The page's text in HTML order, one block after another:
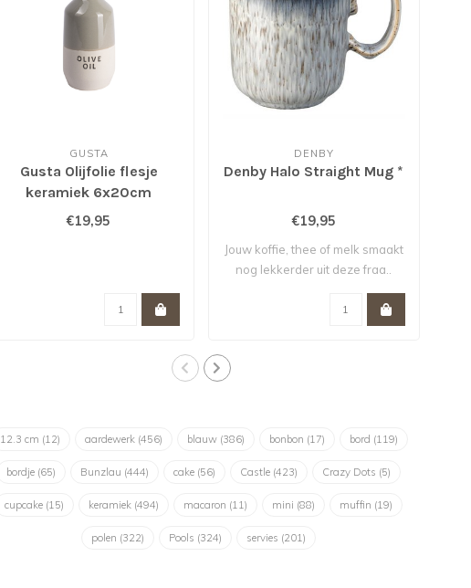
GUSTA
Gusta Olijfolie flesje
keramiek 6x20cm
€19,95
DENBY
Denby Halo Straight Mug *
€19,95
Jouw koffie, thee of melk smaakt
nog lekkerder uit deze fraa..
12.3 cm (12) aardewerk (456) blauw (386) bonbon (17) bord (119)
bordje (65) Bunzlau (444) cake (56) Castle (423) Crazy Dots (5)
cupcake (15) keramiek (494) macaron (11) mini (88) muffin (19)
polen (322) Pools (324) servies (201)